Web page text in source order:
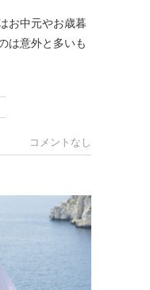
お中元やお歳暮
は意外と多いも
コメントなし